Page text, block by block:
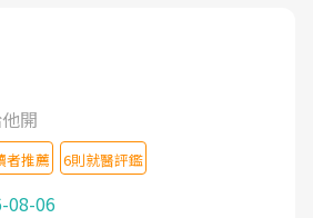
開
者推薦 6則就醫評鑑
08-06